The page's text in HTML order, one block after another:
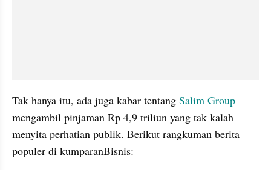
Tak hanya itu, ada juga kabar tentang Salim Group
mengambil pinjaman Rp 4,9 triliun yang tak kalah
menyita perhatian publik. Berikut rangkuman berita
populer di kumparanBisnis: